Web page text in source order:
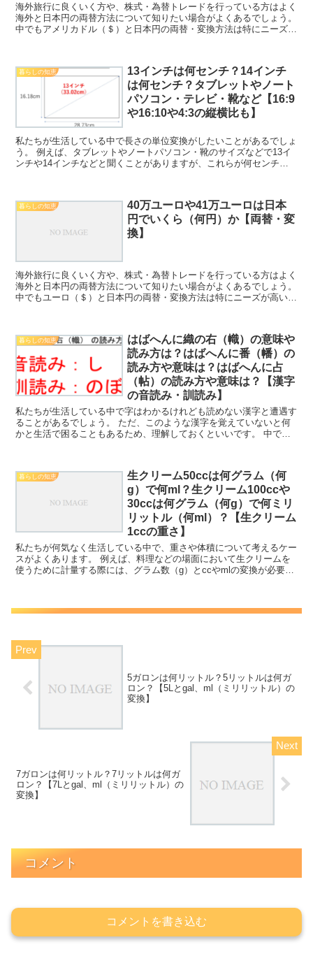
海外旅行に良くいく方や、株式・為替トレードを行っている方はよく
海外と日本円の両替方法について知りたい場合がよくあるでしょう。
中でもアメリカドル（＄）と日本円の両替・変換方法は特にニーズが
暮らしの知恵
13インチは何センチ？14インチ
は何センチ？タブレットやノート
パソコン・テレビ・靴など【16:9
や16:10や4:3の縦横比も】
私たちが生活している中で長さの単位変換がしたいことがあるでしょ
う。 例えば、タブレットやノートパソコン・靴のサイズなどで13イ
ンチや14インチなどと聞くことがありますが、これらが何センチに
暮らしの知恵
40万ユーロや41万ユーロは日本
円でいくら（何円）か【両替・変
換】
海外旅行に良くいく方や、株式・為替トレードを行っている方はよく
海外と日本円の両替方法について知りたい場合がよくあるでしょう。
中でもユーロ（＄）と日本円の両替・変換方法は特にニーズが高いた
暮らしの知恵
はばへんに織の右（幟）の意味や
読み方は？はばへんに番（幡）の
読み方や意味は？はばへんに占
（帖）の読み方や意味は？【漢字
の音読み・訓読み】
私たちが生活している中で字はわかるけれども読めない漢字と遭遇す
ることがあるでしょう。 ただ、このような漢字を覚えていないと何
かと生活で困ることもあるため、理解しておくといいです。 中でも
暮らしの知恵
生クリーム50ccは何グラム（何
g）で何ml？生クリーム100ccや
30ccは何グラム（何g）で何ミリ
リットル（何ml）？【生クリーム
1ccの重さ】
私たちが何気なく生活している中で、重さや体積について考えるケー
スがよくあります。 例えば、料理などの場面において生クリームを
使うために計量する際には、グラム数（g）とccやmlの変換が必要と
5ガロンは何リットル？5リットルは何ガ
ロン？【5Lとgal、ml（ミリリットル）の
変換】
7ガロンは何リットル？7リットルは何ガ
ロン？【7Lとgal、ml（ミリリットル）の
変換】
コメント
コメントを書き込む